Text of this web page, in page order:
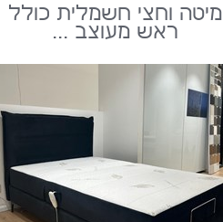
מיטה וחצי חשמלית כולל
ראש מעוצב ...